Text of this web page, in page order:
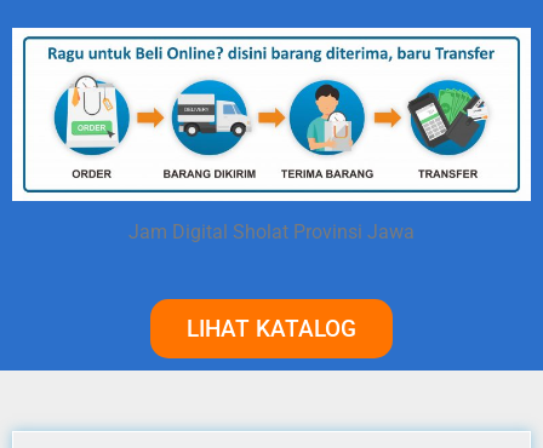
Jam Digital Sholat Provinsi Jawa
LIHAT KATALOG